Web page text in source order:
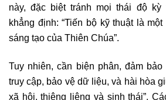
này, đặc biệt tránh mọi thái độ kỳ
khẳng định: “Tiến bộ kỹ thuật là
sáng tạo của Thiên Chúa”.
Tuy nhiên, cần biện phân, đảm bảo
truy cập, bảo vệ dữ liệu, và hài hòa
xã hội, thiêng liêng và sinh thái”.